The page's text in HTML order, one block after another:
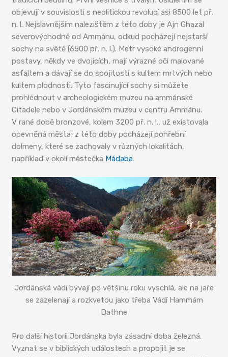
objevují v souvislosti s neolitickou revolucí asi 8500 let př.
n. l. Nejslavnějším nalezištěm z této doby je Ajn Ghazal
severovýchodně od Ammánu, odkud pocházejí nejstarší
sochy na světě (6500 př. n. l.). Metr vysoké androgenní
postavy, někdy ve dvojicích, mají výrazné oči malované
asfaltem a dávají se do spojitosti s kultem mrtvých nebo
kultem plodnosti. Tyto fascinující sochy si můžete
prohlédnout v archeologickém muzeu na ammánské
Citadele nebo v Jordánském muzeu v centru Ammánu.
V rané době bronzové, kolem 3200 př. n. l., už existovala
opevněná města; z této doby pocházejí pohřební
dolmeny, které se zachovaly v různých lokalitách,
například v okolí městečka Mádaba.
Jordánská vádí bývají po většinu roku vyschlá, ale na jaře
se zazelenají a rozkvetou jako třeba Vádí Hammám
Dathne
Pro další historii Jordánska byla zásadní doba železná.
Vyznat se v biblických událostech a propojit je se